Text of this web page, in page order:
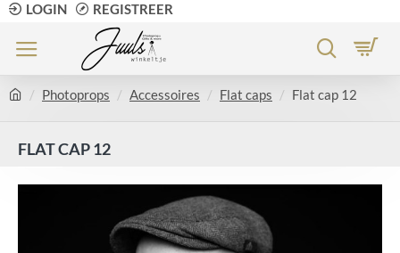
LOGIN REGISTREER
Photoprops Accessoires Flat caps Flat cap 12
FLAT CAP 12